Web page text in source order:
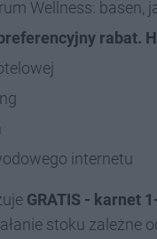
Wellness: basen,
rabat.
internetu
GRATIS - karnet
stoku zależne